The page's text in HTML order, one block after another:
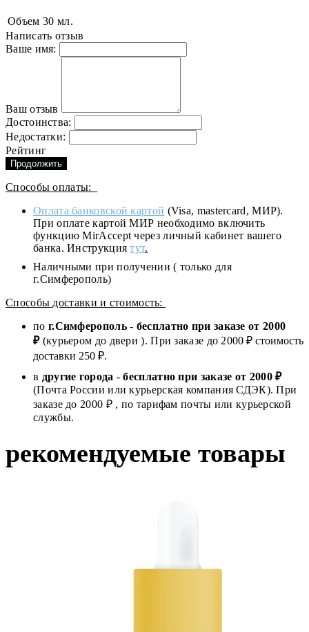
Объем 30 мл.
Написать отзыв
Ваше имя:
Ваш отзыв
Достоинства:
Недостатки:
Рейтинг
Продолжить
Способы оплаты:
Оплата банковской картой (Visa, mastercard, МИР).
При оплате картой МИР необходимо включить
функцию MirAccept через личный кабинет вашего
банка. Инструкциятут.
Наличными при получении ( только для
г.Симферополь)
Способы доставки и стоимость:
по г.Симферополь- бесплатно при заказе от 2000
₽(курьером до двери ). При заказе до 2000 ₽ стоимость
доставки 250 ₽.
в другие города -бесплатно при заказе от 2000 ₽
(Почта России или курьерская компания СДЭК). При
заказе до 2000 ₽ , по тарифам почты или курьерской
службы.
рекомендуемые товары